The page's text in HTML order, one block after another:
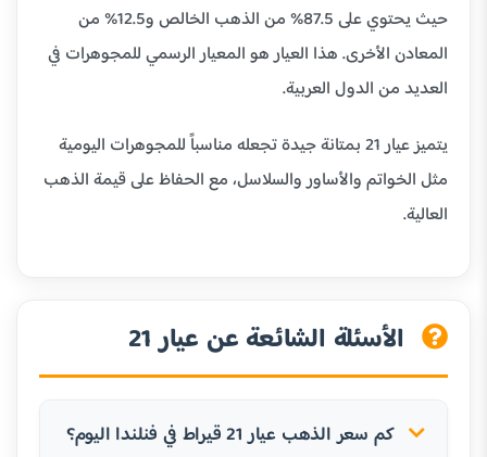
حيث يحتوي على 87.5% من الذهب الخالص و12.5% من
المعادن الأخرى. هذا العيار هو المعيار الرسمي للمجوهرات في
العديد من الدول العربية.
يتميز عيار 21 بمتانة جيدة تجعله مناسباً للمجوهرات اليومية
مثل الخواتم والأساور والسلاسل، مع الحفاظ على قيمة الذهب
العالية.
الأسئلة الشائعة عن عيار 21
كم سعر الذهب عيار 21 قيراط في فنلندا اليوم؟